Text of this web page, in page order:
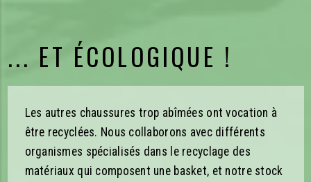
... ET ÉCOLOGIQUE !
Les autres chaussures trop abîmées ont vocation à
être recyclées. Nous collaborons avec différents
organismes spécialisés dans le recyclage des
matériaux qui composent une basket, et notre stock